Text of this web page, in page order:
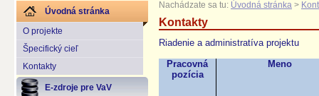
Úvodná stránka
O projekte
Špecifický cieľ
Kontakty
E-zdroje pre VaV
Nachádzate sa tu: Úvodná stránka >
Kontakty
Riadenie a administratíva projektu
Pracovná
pozícia
Meno